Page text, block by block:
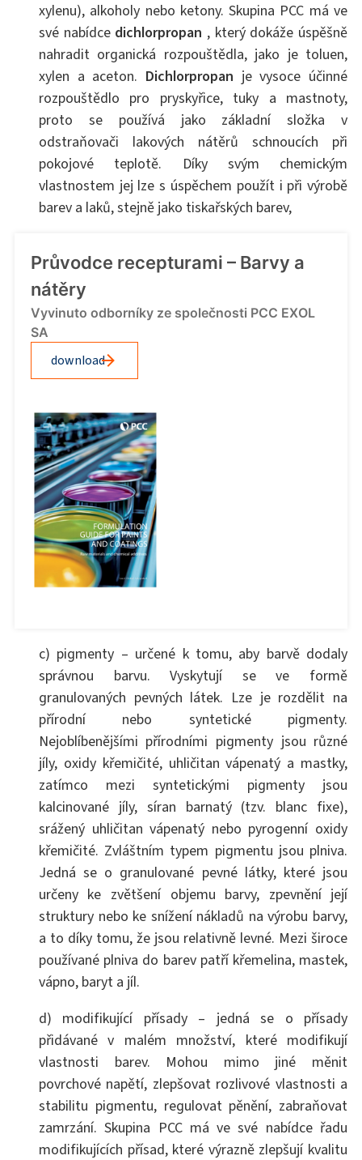
xylenu), alkoholy nebo ketony. Skupina PCC má ve
své nabídce dichlorpropan , který dokáže úspěšně
nahradit organická rozpouštědla, jako je toluen,
xylen a aceton. Dichlorpropan je vysoce účinné
rozpouštědlo pro pryskyřice, tuky a mastnoty,
proto se používá jako základní složka v
odstraňovači lakových nátěrů schnoucích při
pokojové teplotě. Díky svým chemickým
vlastnostem jej lze s úspěchem použít i při výrobě
barev a laků, stejně jako tiskařských barev,
Průvodce recepturami – Barvy a
nátěry
Vyvinuto odborníky ze společnosti PCC EXOL
SA
download
c) pigmenty – určené k tomu, aby barvě dodaly
správnou barvu. Vyskytují se ve formě
granulovaných pevných látek. Lze je rozdělit na
přírodní nebo syntetické pigmenty.
Nejoblíbenějšími přírodními pigmenty jsou různé
jíly, oxidy křemičité, uhličitan vápenatý a mastky,
zatímco mezi syntetickými pigmenty jsou
kalcinované jíly, síran barnatý (tzv. blanc fixe),
srážený uhličitan vápenatý nebo pyrogenní oxidy
křemičité. Zvláštním typem pigmentu jsou plniva.
Jedná se o granulované pevné látky, které jsou
určeny ke zvětšení objemu barvy, zpevnění její
struktury nebo ke snížení nákladů na výrobu barvy,
a to díky tomu, že jsou relativně levné. Mezi široce
používané plniva do barev patří křemelina, mastek,
vápno, baryt a jíl.
d) modifikující přísady – jedná se o přísady
přidávané v malém množství, které modifikují
vlastnosti barev. Mohou mimo jiné měnit
povrchové napětí, zlepšovat rozlivové vlastnosti a
stabilitu pigmentu, regulovat pěnění, zabraňovat
zamrzání. Skupina PCC má ve své nabídce řadu
modifikujících přísad, které výrazně zlepšují kvalitu